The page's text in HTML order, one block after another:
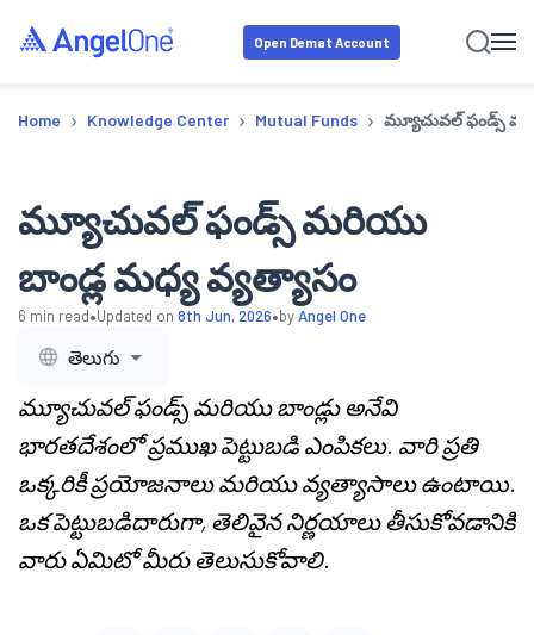
Open Demat Account
Home › Knowledge Center › Mutual Funds › మ్యూచువల్ ఫండ్స్
మ్యూచువల్ ఫండ్స్ మరియు
బాండ్ల మధ్య వ్యత్యాసం
6 min read•Updated on 8th Jun, 2026•byAngel One
తెలుగు
మ్యూచువల్ ఫండ్స్ మరియు బాండ్లు అనేవి
భారతదేశంలో ప్రముఖ పెట్టుబడి ఎంపికలు. వారి ప్రతి
ఒక్కరికీ ప్రయోజనాలు మరియు వ్యత్యాసాలు ఉంటాయి.
ఒక పెట్టుబడిదారుగా, తెలివైన నిర్ణయాలు తీసుకోవడానికి
వారు ఏమిటో మీరు తెలుసుకోవాలి.